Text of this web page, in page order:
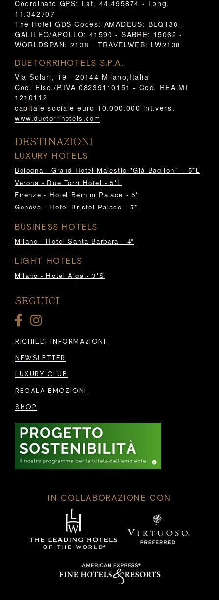
Coordinate GPS: Lat. 44.495874 - Long.
11.342707
The Hotel GDS Codes: AMADEUS: BLQ138 -
GALILEO/APOLLO: 41590 - SABRE: 15062 -
WORLDSPAN: 2138 - TRAVELWEB: LW2138
DUETORRIHOTELS S.P.A.
Via Solari, 19 - 20144 Milano,Italia
Cod. Fisc./P.IVA 08239110151 - Cod. REA MI
1210112
capitale sociale euro 10.000.000 int.vers.
www.duetorrihotels.com
DESTINAZIONI
LUXURY HOTELS
Bologna - Grand Hotel Majestic "Già Baglioni" - 5*L
Verona - Due Torri Hotel - 5*L
Firenze - Hotel Bernini Palace - 5*
Genova - Hotel Bristol Palace - 5*
BUSINESS HOTELS
Milano - Hotel Santa Barbara - 4*
LIGHT HOTELS
Milano - Hotel Alga - 3*S
SEGUICI
RICHIEDI INFORMAZIONI
NEWSLETTER
LUXURY CLUB
REGALA EMOZIONI
SHOP
IN COLLABORAZIONE CON